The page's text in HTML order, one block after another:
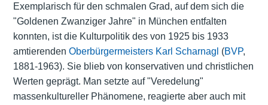
Exemplarisch für den schmalen Grad, auf dem sich die
"Goldenen Zwanziger Jahre" in München entfalten
konnten, ist die Kulturpolitik des von 1925 bis 1933
amtierenden Oberbürgermeisters Karl Scharnagl (BVP,
1881-1963). Sie blieb von konservativen und christlichen
Werten geprägt. Man setzte auf "Veredelung"
massenkultureller Phänomene, reagierte aber auch mit